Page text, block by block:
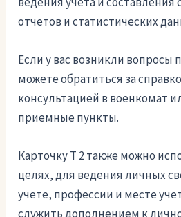
отчетов и статистических
Если у вас возникли вопросы
можете обратиться за
консультацией в военкомат
приемные пункты.
Карточку Т 2 также можно
целях, для ведения личных
учете, профессии и месте
служить дополнением к